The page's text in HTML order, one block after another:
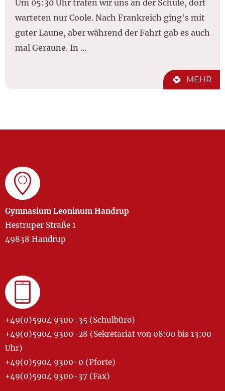
Um 05:30 Uhr trafen wir uns an der Schule, dort
warteten nur Coole. Nach Frankreich ging's mit
guter Laune, aber während der Fahrt gab es auch
mal Geraune. In ...
MEHR
Gymnasium Leoninum Handrup
Hestruper Straße 1
49838 Handrup
+49(0)5904 9300-35 (Schulbüro)
+49(0)5904 9300-28 (Sekretariat von 08:00 bis 13:00
Uhr)
+49(0)5904 9300-0 (Pforte)
+49(0)5904 9300-37 (Fax)